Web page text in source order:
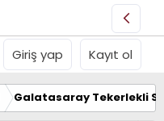
Giriş yap Kayıt ol
Galatasaray Tekerlekli